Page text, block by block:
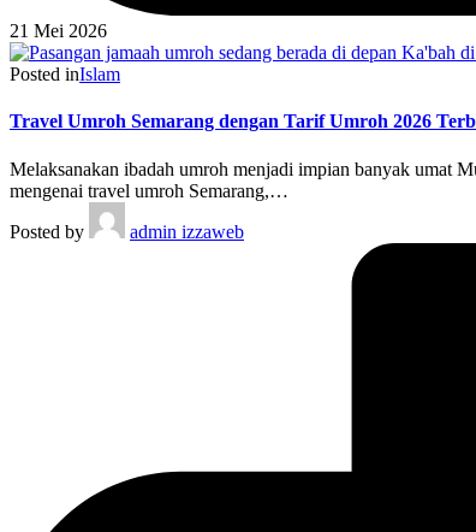
21 Mei 2026
Posted inIslam
Travel Umroh Semarang dengan Tarif Umroh 2026
Melaksanakan ibadah umroh menjadi impian banyak umat
mengenai travel umroh Semarang,…
Posted by
admin izzaweb